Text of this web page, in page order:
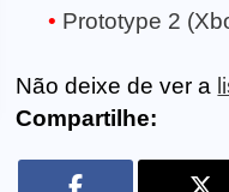
Prototype 2
Não deixe de ver a
Compartilhe: